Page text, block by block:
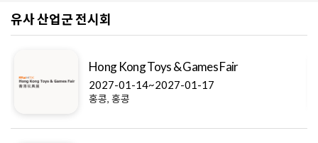
유사 산업군 전시회
Hong Kong Toys & Games Fair
2027-01-14~2027-01-17
홍콩, 홍콩